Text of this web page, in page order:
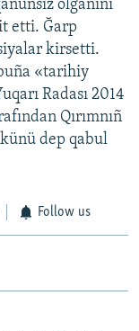
olğanını
etti. Ğarp
kirsetti.
«tarihiy
Radası 2014
Qırımnıñ
dep qabul
Follow us